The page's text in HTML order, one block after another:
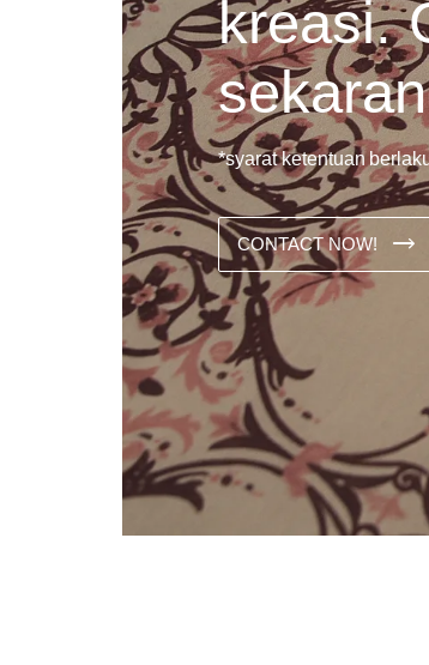
kreasi.
*syarat ketentuan
CONTACT NOW!